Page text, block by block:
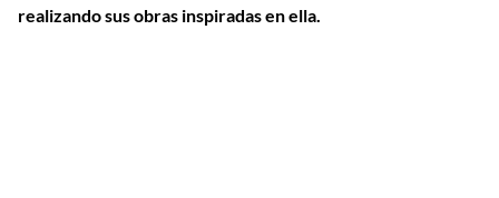
realizando sus obras inspiradas en ella.